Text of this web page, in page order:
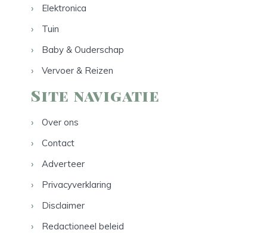
Elektronica
Tuin
Baby & Ouderschap
Vervoer & Reizen
Site navigatie
Over ons
Contact
Adverteer
Privacyverklaring
Disclaimer
Redactioneel beleid